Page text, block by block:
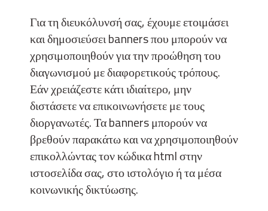
Για τη διευκόλυνσή σας, έχουμε ετοιμάσει
και δημοσιεύσει banners που μπορούν να
χρησιμοποιηθούν για την προώθηση του
διαγωνισμού με διαφορετικούς τρόπους.
Εάν χρειάζεστε κάτι ιδιαίτερο, μην
διστάσετε να επικοινωνήσετε με τους
διοργανωτές. Τα banners μπορούν να
βρεθούν παρακάτω και να χρησιμοποιηθούν
επικολλώντας τον κώδικα html στην
ιστοσελίδα σας, στο ιστολόγιο ή τα μέσα
κοινωνικής δικτύωσης.